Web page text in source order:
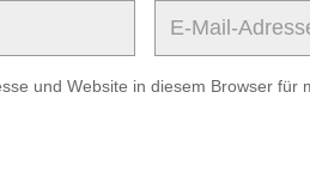
und Website in diesem Browser für